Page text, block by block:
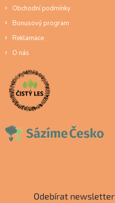
Obchodní podmínky
Bonusový program
Reklamace
O nás
Odebírat newsletter